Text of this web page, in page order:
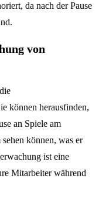
da nach der Pause
von
können herausfinden,
an Spiele am
können, was er
ist eine
Mitarbeiter während